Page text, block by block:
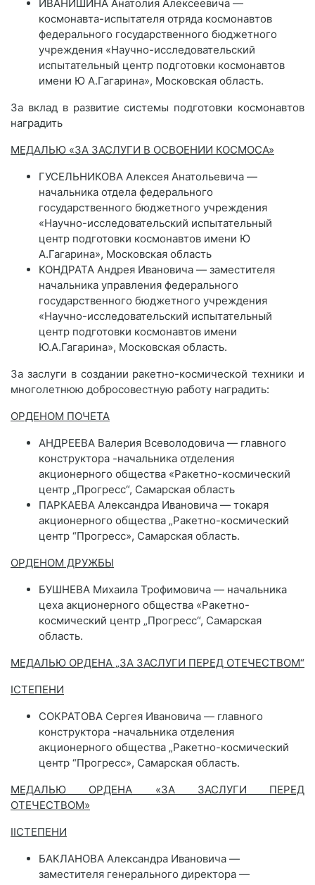
ИВАНИШИНА Анатолия Алексеевича —
космонавта-испытателя отряда космонавтов
федерального государственного бюджетного
учреждения «Научно-исследовательский
испытательный центр подготовки космонавтов
имени Ю А.Гагарина», Московская область.
За вклад в развитие системы подготовки космонавтов
наградить
МЕДАЛЬЮ «ЗА ЗАСЛУГИ В ОСВОЕНИИ КОСМОСА»
ГУСЕЛЬНИКОВА Алексея Анатольевича —
начальника отдела федерального
государственного бюджетного учреждения
«Научно-исследовательский испытательный
центр подготовки космонавтов имени Ю
А.Гагарина», Московская область
КОНДРАТА Андрея Ивановича — заместителя
начальника управления федерального
государственного бюджетного учреждения
«Научно-исследовательский испытательный
центр подготовки космонавтов имени
Ю.А.Гагарина», Московская область.
За заслуги в создании ракетно-космической техники и
многолетнюю добросовестную работу наградить:
ОРДЕНОМ ПОЧЕТА
АНДРЕЕВА Валерия Всеволодовича — главного
конструктора -начальника отделения
акционерного общества «Ракетно-космический
центр „Прогресс“, Самарская область
ПАРКАЕВА Александра Ивановича — токаря
акционерного общества „Ракетно-космический
центр “Прогресс», Самарская область.
ОРДЕНОМ ДРУЖБЫ
БУШНЕВА Михаила Трофимовича — начальника
цеха акционерного общества «Ракетно-
космический центр „Прогресс“, Самарская
область.
МЕДАЛЬЮ ОРДЕНА „ЗА ЗАСЛУГИ ПЕРЕД ОТЕЧЕСТВОМ“
IСТЕПЕНИ
СОКРАТОВА Сергея Ивановича — главного
конструктора -начальника отделения
акционерного общества „Ракетно-космический
центр “Прогресс», Самарская область.
МЕДАЛЬЮ ОРДЕНА «ЗА ЗАСЛУГИ ПЕРЕД
ОТЕЧЕСТВОМ»
IIСТЕПЕНИ
БАКЛАНОВА Александра Ивановича —
заместителя генерального директора —